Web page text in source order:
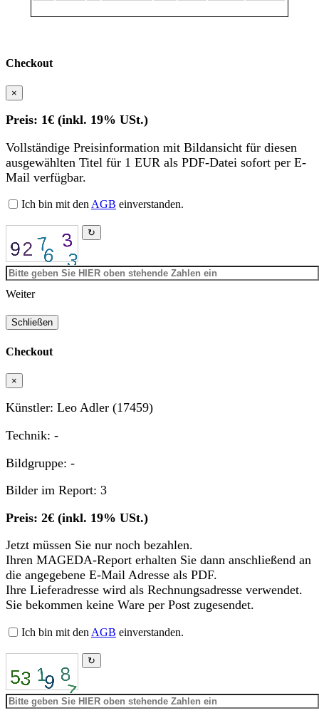
Checkout
×
Preis: 1€ (inkl. 19% USt.)
Vollständige Preisinformation mit Bildansicht für diesen
ausgewählten Titel für 1 EUR als PDF-Datei sofort per E-
Mail verfügbar.
Ich bin mit den AGB einverstanden.
↻
Weiter
Schließen
Checkout
×
Künstler: Leo Adler (17459)
Technik: -
Bildgruppe: -
Bilder im Report: 3
Preis: 2€ (inkl. 19% USt.)
Jetzt müssen Sie nur noch bezahlen.
Ihren MAGEDA-Report erhalten Sie dann anschließend an
die angegebene E-Mail Adresse als PDF.
Ihre Lieferadresse wird als Rechnungsadresse verwendet.
Sie bekommen keine Ware per Post zugesendet.
Ich bin mit den AGB einverstanden.
↻